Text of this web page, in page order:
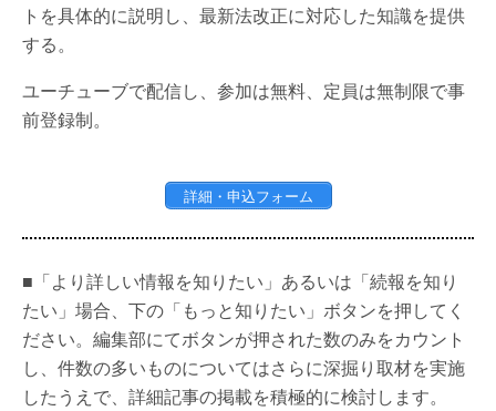
トを具体的に説明し、最新法改正に対応した知識を提供
する。
ユーチューブで配信し、参加は無料、定員は無制限で事
前登録制。
詳細・申込フォーム
■「より詳しい情報を知りたい」あるいは「続報を知り
たい」場合、下の「もっと知りたい」ボタンを押してく
ださい。編集部にてボタンが押された数のみをカウント
し、件数の多いものについてはさらに深掘り取材を実施
したうえで、詳細記事の掲載を積極的に検討します。